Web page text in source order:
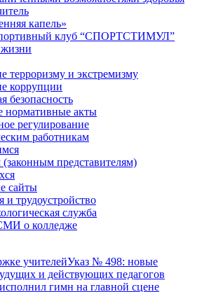
капель»
клуб “СПОРТСТИМУЛ”
терроризму и экстремизму
коррупции
безопасность
нормативные акты
регулирование
работникам
(законным представителям)
сайты
трудоустройство
служба
о колледже
Указ № 498: новые
и действующих педагогов